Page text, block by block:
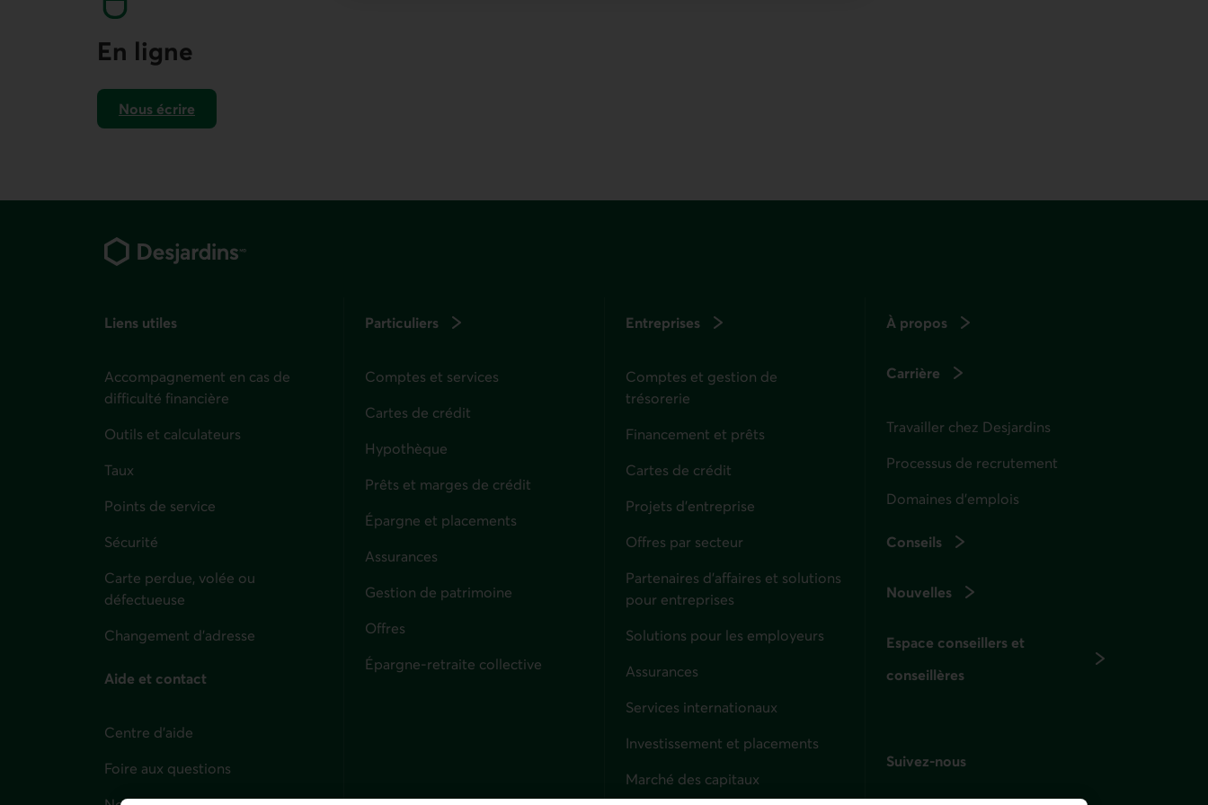
En ligne
Nous écrire
Liens utiles
Accompagnement en cas de
difficulté financière
Outils et calculateurs
Taux
Points de service
Sécurité
Carte perdue, volée ou
défectueuse
Changement d'adresse
Aide et contact
Centre d'aide
Foire aux questions
Particuliers
Comptes et services
Cartes de crédit
Hypothèque
Prêts et marges de crédit
Épargne et placements
Assurances
Gestion de patrimoine
Offres
Épargne-retraite collective
Entreprises
Comptes et gestion de
trésorerie
Financement et prêts
Cartes de crédit
Projets d'entreprise
Offres par secteur
Partenaires d’affaires et solutions
pour entreprises
Solutions pour les employeurs
Assurances
Services internationaux
Investissement et placements
Marché des capitaux
À propos
Carrière
Travailler chez Desjardins
Processus de recrutement
Domaines d’emplois
Conseils
Nouvelles
Espace conseillers et
conseillères
Suivez-nous